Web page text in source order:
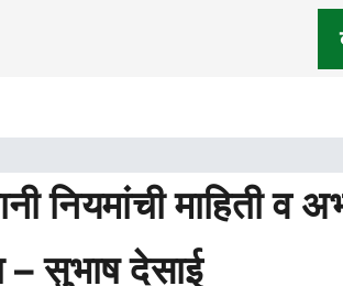
नियमांची माहिती व
– सुभाष देसाई